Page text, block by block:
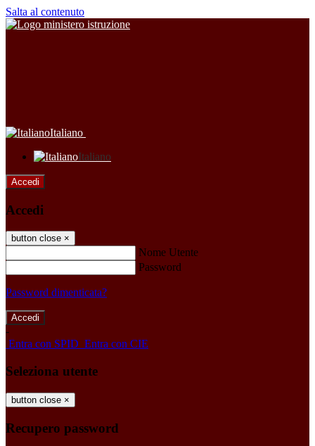
Salta al contenuto
Italiano
Italiano
Accedi
Accedi
button close ×
Nome Utente
Password
Password dimenticata?
-
Entra con SPID Entra con CIE
Seleziona utente
button close ×
Recupero password